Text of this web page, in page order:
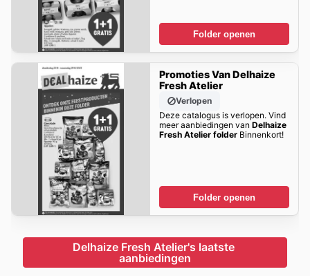
Folder openen
Promoties Van Delhaize
Fresh Atelier
Verlopen
Deze catalogus is verlopen. Vind
meer aanbiedingen van Delhaize
Fresh Atelier folderBinnenkort!
Folder openen
Delhaize Fresh Atelier's laatste
aanbiedingen